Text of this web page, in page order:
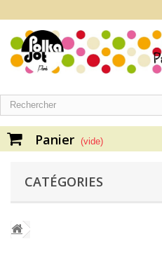
Panier (vide)
CATÉGORIES